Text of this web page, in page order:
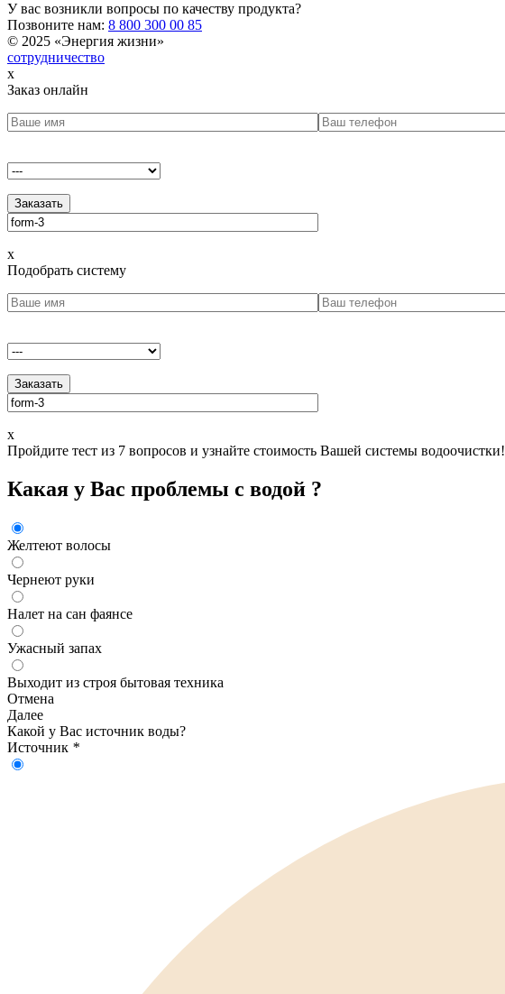
У вас возникли вопросы по качеству продукта?
Позвоните нам: 8 800 300 00 85
© 2025 «Энергия жизни»
сотрудничество
x
Заказ онлайн
x
Подобрать систему
x
Пройдите тест из 7 вопросов и узнайте стоимость Вашей системы водоочистки!
Какая у Вас проблемы с водой ?
Желтеют волосы
Чернеют руки
Налет на сан фаянсе
Ужасный запах
Выходит из строя бытовая техника
Отмена
Далее
Какой у Вас источник воды?
Источник *